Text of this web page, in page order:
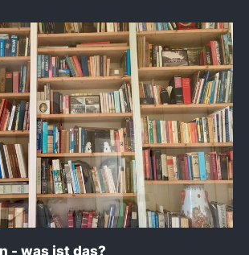
- was ist das?